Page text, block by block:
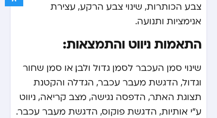
צבע הכותרות, שינוי צבע הרקע, עצירת
אנימציות ותנועה.
התאמות ניווט והתמצאות:
שינוי סמן העכבר לסמן גדול ולבן, או סמן שחור
וגדול, הדגשת מעבר עכבר, הגדלה והקטנת
תצוגת האתר, הדפסה נגישה, מצב קריאה, ניווט
ע”י אותיות, הדגשת פוקוס, הדגשת מעבר עכבר.